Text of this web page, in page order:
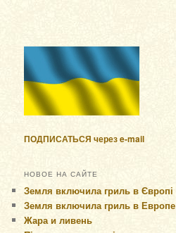
ПОДПИСАТЬСЯ через e-mail
НОВОЕ НА САЙТЕ
Земля включила гриль в Європі
Земля включила гриль в Европе
Жара и ливень